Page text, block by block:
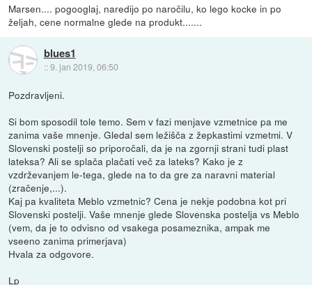
Marsen.... pogooglaj, naredijo po naročilu, ko lego kocke in po
željah, cene normalne glede na produkt.......
blues1
::9. jan 2019, 06:50
Pozdravljeni.
Si bom sposodil tole temo. Sem v fazi menjave vzmetnice pa me
zanima vaše mnenje. Gledal sem ležišča z žepkastimi vzmetmi. V
Slovenski postelji so priporočali, da je na zgornji strani tudi plast
lateksa? Ali se splača plačati več za lateks? Kako je z
vzdrževanjem le-tega, glede na to da gre za naravni material
(zračenje,...).
Kaj pa kvaliteta Meblo vzmetnic? Cena je nekje podobna kot pri
Slovenski postelji. Vaše mnenje glede Slovenska postelja vs Meblo
(vem, da je to odvisno od vsakega posameznika, ampak me
vseeno zanima primerjava)
Hvala za odgovore.
Lp